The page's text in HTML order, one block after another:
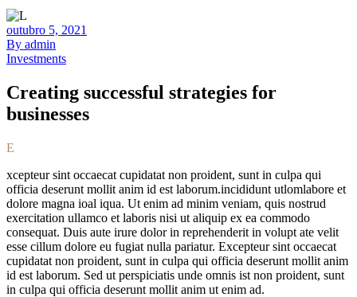
outubro 5, 2021
By admin
Investments
Creating successful strategies for
businesses
E
xcepteur sint occaecat cupidatat non proident, sunt in culpa qui
officia deserunt mollit anim id est laborum.incididunt utlomlabore et
dolore magna ioal iqua. Ut enim ad minim veniam, quis nostrud
exercitation ullamco et laboris nisi ut aliquip ex ea commodo
consequat. Duis aute irure dolor in reprehenderit in volupt ate velit
esse cillum dolore eu fugiat nulla pariatur. Excepteur sint occaecat
cupidatat non proident, sunt in culpa qui officia deserunt mollit anim
id est laborum. Sed ut perspiciatis unde omnis ist non proident, sunt
in culpa qui officia deserunt mollit anim ut enim ad.